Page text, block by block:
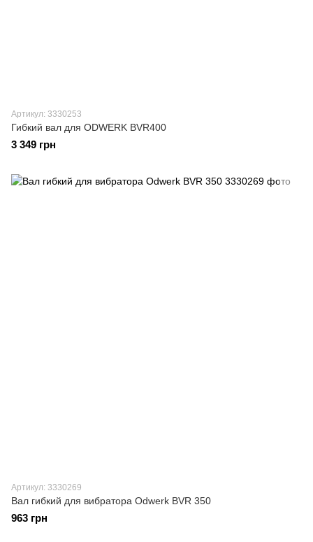
Артикул: 3330253
Гибкий вал для ODWERK BVR400
3 349 грн
Артикул: 3330269
Вал гибкий для вибратора Odwerk BVR 350
963 грн